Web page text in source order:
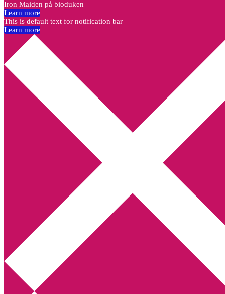
Iron Maiden på bioduken
Learn more
This is default text for notification bar
Learn more